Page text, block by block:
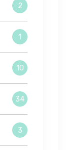
2
1
10
34
3